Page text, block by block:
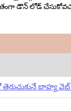
డౌన్ లోడ్
బాహ్య వెబ్